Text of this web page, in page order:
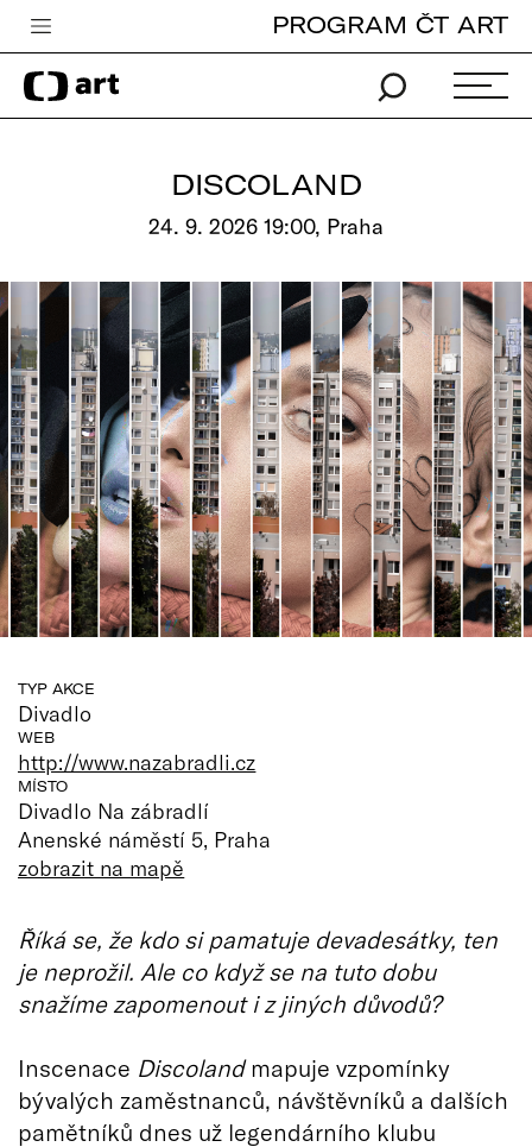
Česká televize
Zpravodajství
Pro děti
edu
Vše o ČT
PROGRAM ČT ART
DISCOLAND
24. 9. 2026 19:00, Praha
TYP AKCE
Divadlo
WEB
http://www.nazabradli.cz
MÍSTO
Divadlo Na zábradlí
Anenské náměstí 5, Praha
zobrazit na mapě
Říká se, že kdo si pamatuje devadesátky, ten
je neprožil. Ale co když se na tuto dobu
snažíme zapomenout i z jiných důvodů?
Inscenace Discolandmapuje vzpomínky
bývalých zaměstnanců, návštěvníků a dalších
pamětníků dnes už legendárního klubu